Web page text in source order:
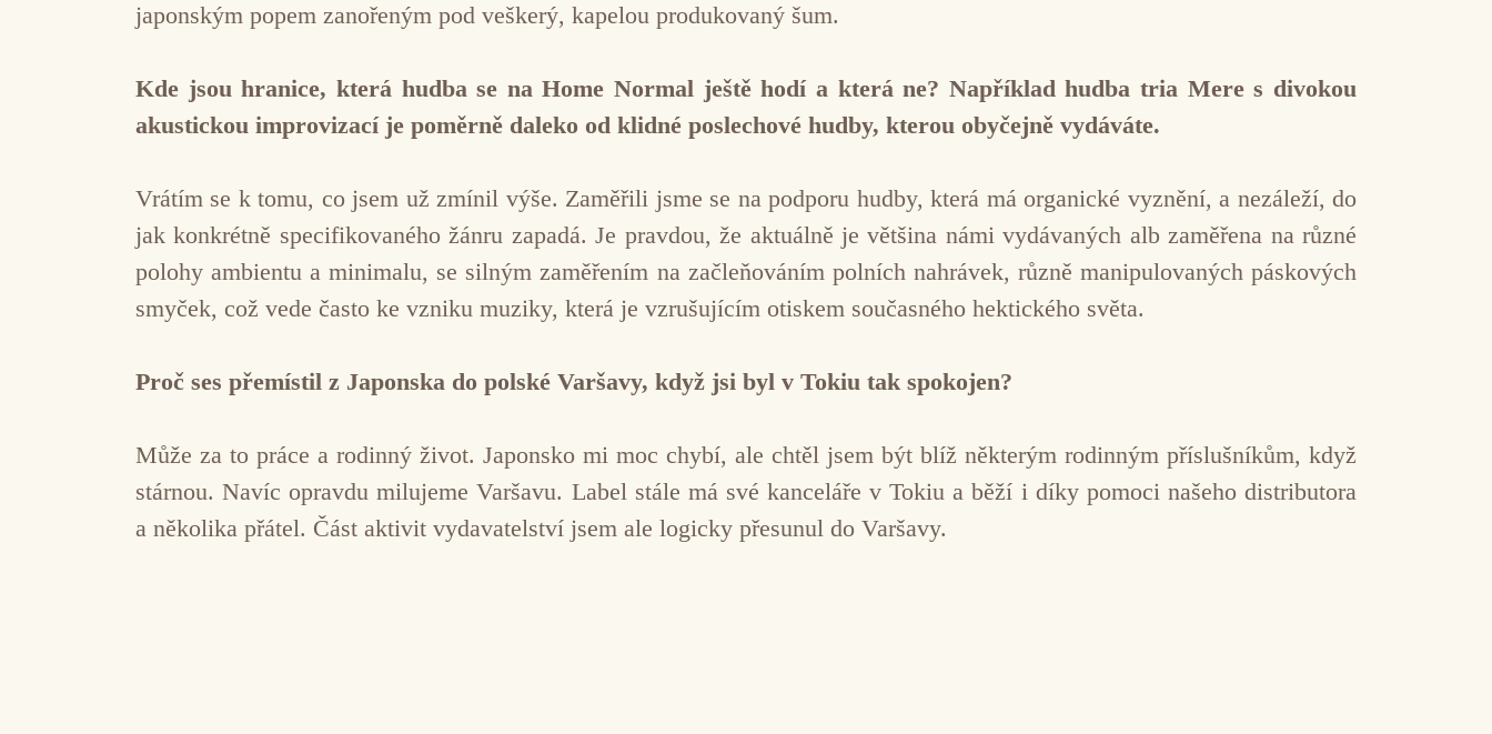
japonským popem zanořeným pod veškerý, kapelou produkovaný šum.
Kde jsou hranice, která hudba se na Home Normal ještě hodí a která ne? Například hudba tria Mere s divokou
akustickou improvizací je poměrně daleko od klidné poslechové hudby, kterou obyčejně vydáváte.
Vrátím se k tomu, co jsem už zmínil výše. Zaměřili jsme se na podporu hudby, která má organické vyznění, a nezáleží, do
jak konkrétně specifikovaného žánru zapadá. Je pravdou, že aktuálně je většina námi vydávaných alb zaměřena na různé
polohy ambientu a minimalu, se silným zaměřením na začleňováním polních nahrávek, různě manipulovaných páskových
smyček, což vede často ke vzniku muziky, která je vzrušujícím otiskem současného hektického světa.
Proč ses přemístil z Japonska do polské Varšavy, když jsi byl v Tokiu tak spokojen?
Může za to práce a rodinný život. Japonsko mi moc chybí, ale chtěl jsem být blíž některým rodinným příslušníkům, když
stárnou. Navíc opravdu milujeme Varšavu. Label stále má své kanceláře v Tokiu a běží i díky pomoci našeho distributora
a několika přátel. Část aktivit vydavatelství jsem ale logicky přesunul do Varšavy.